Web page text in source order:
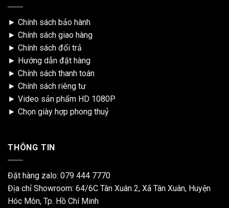
► Chính sách bảo hành
► Chính sách giao hàng
► Chính sách đổi trả
► Hướng dẫn đặt hàng
► Chính sách thanh toán
► Chính sách riêng tư
► Video sản phẩm HD 1080P
► Chọn giày hợp phong thuỷ
THÔNG TIN
Đặt hàng zalo: 079 444 7770
Địa chỉ Showroom: 64/6C Tân Xuân 2, Xã Tân Xuân, Huyện
Hóc Môn, Tp. Hồ Chí Minh